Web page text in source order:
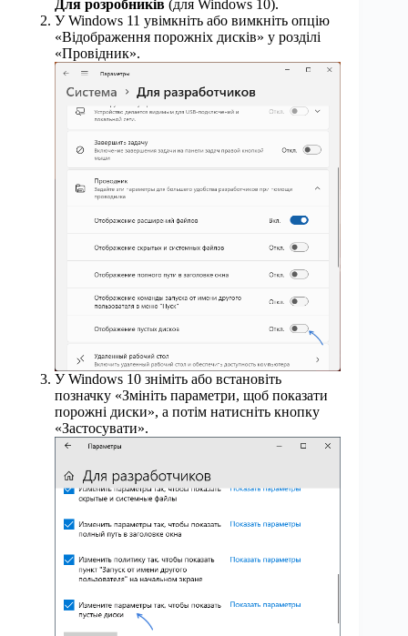
Для розробників (для Windows 10).
У Windows 11 увімкніть або вимкніть опцію
«Відображення порожніх дисків» у розділі
«Провідник».
У Windows 10 зніміть або встановіть
позначку «Змініть параметри, щоб показати
порожні диски», а потім натисніть кнопку
«Застосувати».